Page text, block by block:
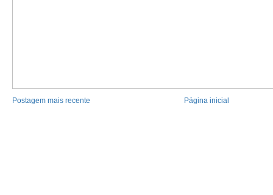
Postagem mais recente Página inicial